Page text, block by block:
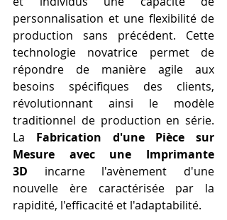
personnalisation et une flexibilité de
production sans précédent. Cette
technologie novatrice permet de
répondre de manière agile aux
besoins spécifiques des clients,
révolutionnant ainsi le modèle
traditionnel de production en série.
La Fabrication d'une Pièce sur
Mesure avec une Imprimante
3D incarne l'avènement d'une
nouvelle ère caractérisée par la
rapidité, l'efficacité et l'adaptabilité.